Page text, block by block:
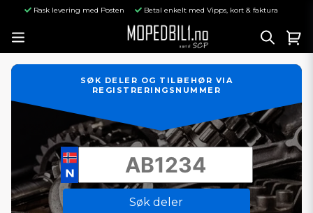
Rask levering med Posten Betal enkelt med Vipps, kort & faktura
SØK DELER OG TILBEHØR VIA
REGISTRERINGSNUMMER
Søk deler